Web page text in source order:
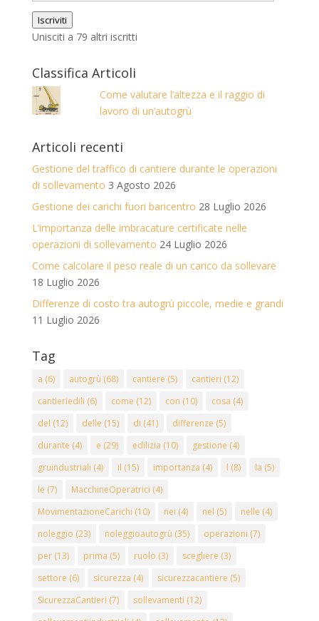
email
Iscriviti
Unisciti a 79 altri iscritti
Classifica Articoli
Come valutare l’altezza e il raggio di
lavoro di un’autogrù
Articoli recenti
Gestione del traffico di cantiere durante le operazioni
di sollevamento 3 Agosto 2026
Gestione dei carichi fuori baricentro 28 Luglio 2026
L’importanza delle imbracature certificate nelle
operazioni di sollevamento 24 Luglio 2026
Come calcolare il peso reale di un carico da sollevare
18 Luglio 2026
Differenze di costo tra autogrù piccole, medie e grandi
11 Luglio 2026
Tag
a (6) autogrù (68) cantiere (5) cantieri (12)
cantieriedili (6) come (12) con (10) cosa (4)
del (12) delle (15) di (41) differenze (5)
durante (4) e (29) edilizia (10) gestione (4)
gruindustriali (4) il (15) importanza (4) l (8) la (5)
le (7) MacchineOperatrici (4)
MovimentazioneCarichi (10) nei (4) nel (5) nelle (4)
noleggio (23) noleggioautogrù (35) operazioni (7)
per(13) prima (5) ruolo (3) scegliere (3)
settore (6) sicurezza (4) sicurezzacantiere (5)
SicurezzaCantieri (7) sollevamenti (12)